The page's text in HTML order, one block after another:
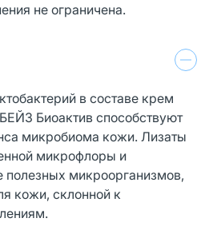
не ограничена.
в составе крем
Биоактив способствуют
микробиома кожи. Лизаты
микрофлоры и
полезных микроорганизмов,
кожи, склонной к